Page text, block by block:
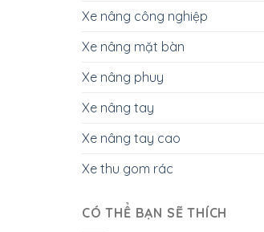
Xe nâng công nghiệp
Xe nâng mặt bàn
Xe nâng phuy
Xe nâng tay
Xe nâng tay cao
Xe thu gom rác
CÓ THỂ BẠN SẼ THÍCH